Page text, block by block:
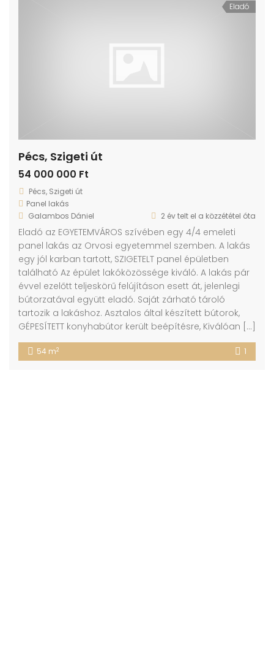
Eladó
Pécs, Szigeti út
54 000 000 Ft
Pécs, Szigeti út
Panel lakás
Galambos Dániel
2 év telt el a közzététel óta
Eladó az EGYETEMVÁROS szívében egy 4/4 emeleti
panel lakás az Orvosi egyetemmel szemben. A lakás
egy jól karban tartott, SZIGETELT panel épületben
található Az épület lakóközössége kiváló. A lakás pár
évvel ezelőtt teljeskörű felújításon esett át, jelenlegi
bútorzatával együtt eladó. Saját zárható tároló
tartozik a lakáshoz. Asztalos által készített bútorok,
GÉPESÍTETT konyhabútor került beépítésre, Kiválóan […]
54 m2 1